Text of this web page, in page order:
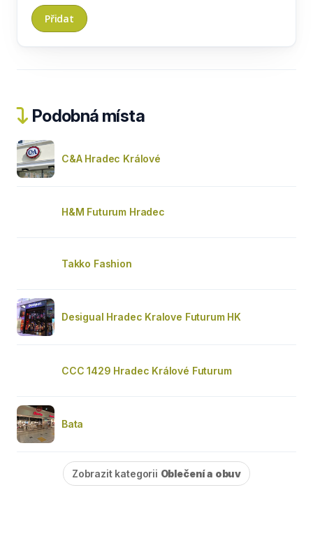
Podobná místa
C&A Hradec Králové
H&M Futurum Hradec
Takko Fashion
Desigual Hradec Kralove Futurum HK
CCC 1429 Hradec Králové Futurum
Bata
Zobrazit kategorii Oblečení a obuv